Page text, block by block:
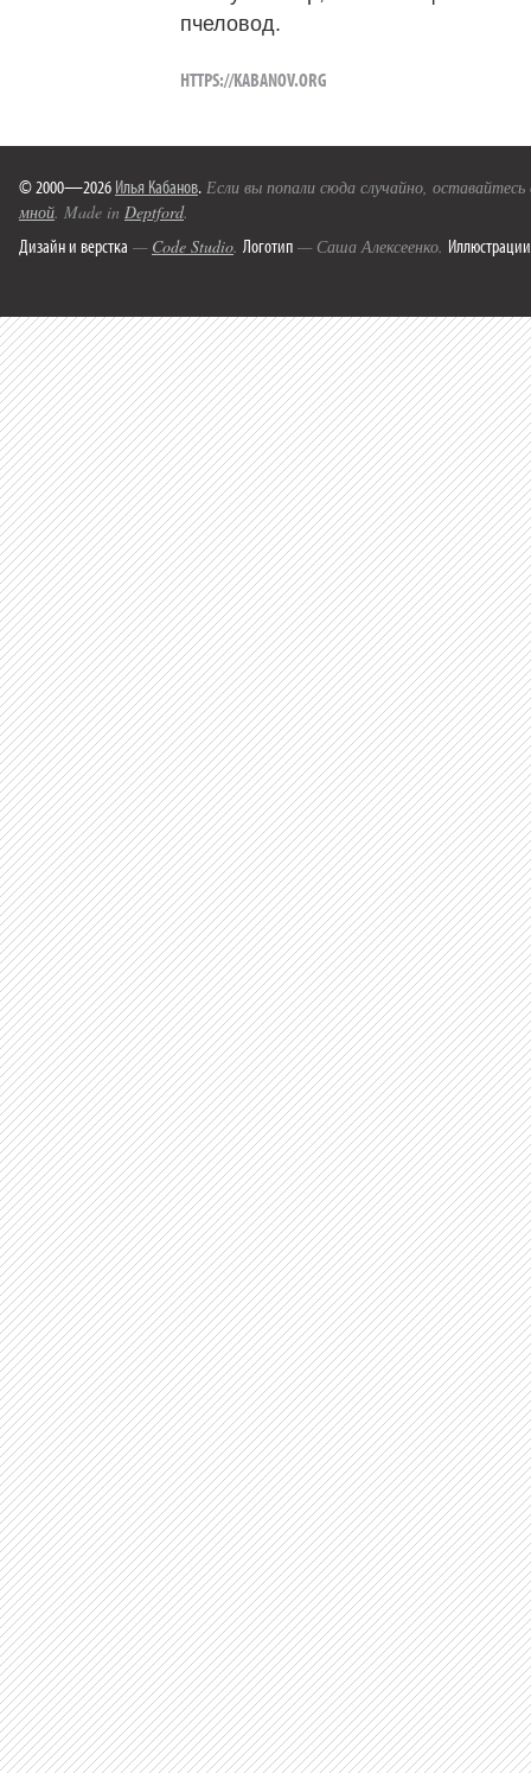
пчеловод.
HTTPS://KABANOV.ORG
© 2000—2026 Илья Кабанов. Если вы попали сюда случайно,
мной. Made in Deptford.
Дизайн и верстка — Code Studio. Логотип — Саша Алексеенко. Иллюстрации